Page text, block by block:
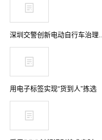
用电子标签实现“货到人”拣选